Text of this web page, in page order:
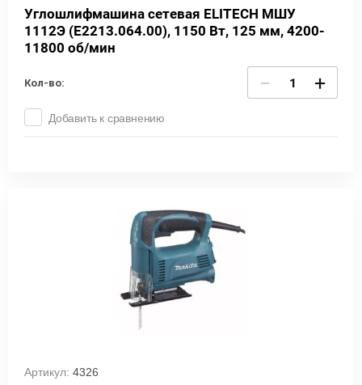
Углошлифмашина сетевая ELITECH МШУ
1112Э (E2213.064.00), 1150 Вт, 125 мм, 4200-
11800 об/мин
Кол-во: − +
Добавить к сравнению
Артикул: 4326